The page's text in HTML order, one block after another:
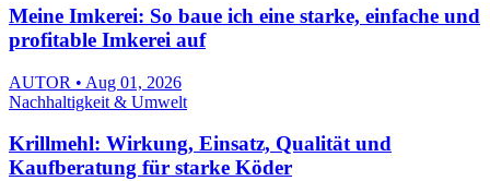
Meine Imkerei: So baue ich eine starke, einfache und
profitable Imkerei auf
AUTOR • Aug 01, 2026
Nachhaltigkeit & Umwelt
Krillmehl: Wirkung, Einsatz, Qualität und
Kaufberatung für starke Köder